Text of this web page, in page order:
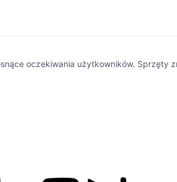
oczekiwania użytkowników.